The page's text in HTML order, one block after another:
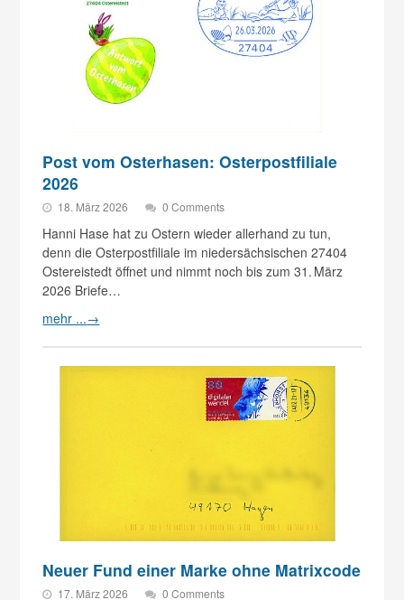
Post vom Osterhasen: Osterpostfiliale
2026
18. März 2026 0 Comments
Hanni Hase hat zu Ostern wieder allerhand zu tun,
denn die Osterpostfiliale im niedersächsischen 27404
Ostereistedt öffnet und nimmt noch bis zum 31. März
2026 Briefe…
mehr ...→
Neuer Fund einer Marke ohne Matrixcode
17. März 2026 0 Comments